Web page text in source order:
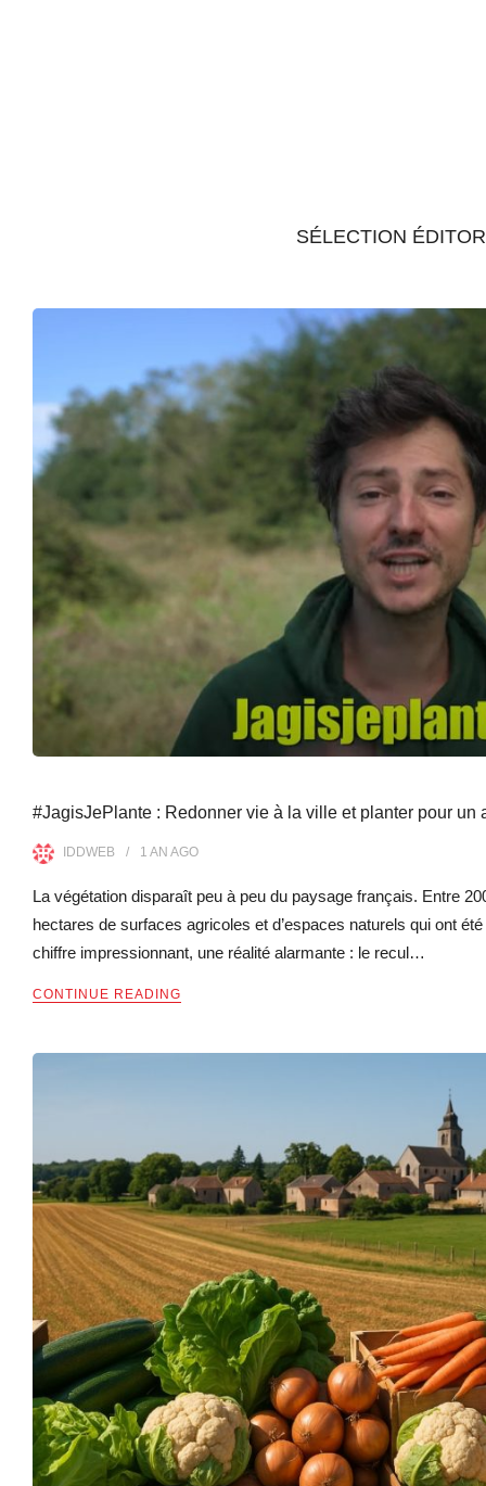
SÉLECTION
#JagisJePlante : Redonner vie à la ville et planter pour un
IDDWEB 1 AN AGO
La végétation disparaît peu à peu du paysage français. Entre
hectares de surfaces agricoles et d’espaces naturels qui ont
chiffre impressionnant, une réalité alarmante : le recul…
CONTINUE READING